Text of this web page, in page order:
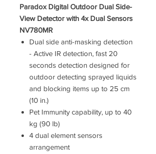
Paradox Digital Outdoor Dual Side-
View Detector with 4x Dual Sensors
NV780MR
Dual side anti-masking detection
- Active IR detection, fast 20
seconds detection designed for
outdoor detecting sprayed liquids
and blocking items up to 25 cm
(10 in.)
Pet Immunity capability, up to 40
kg (90 lb)
4 dual element sensors
arrangement